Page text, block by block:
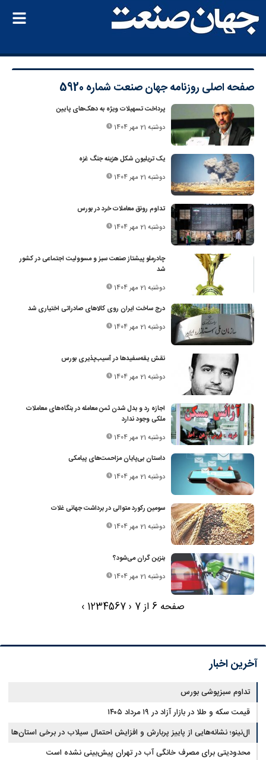
صفحه اصلی روزنامه جهان صنعت شماره 5920
پرداخت تسهیلات ویژه به دهک‌های پایین
دوشنبه 21 مهر 1404
یک تریلیون شکل هزینه جنگ غزه
دوشنبه 21 مهر 1404
تداوم رونق معاملات خرد در بورس
دوشنبه 21 مهر 1404
چادرملو پیشتاز صنعت سبز و مسوولیت اجتماعی در کشور
شد
دوشنبه 21 مهر 1404
درج ساخت ایران روی کالاهای صادراتی اختیاری شد
دوشنبه 21 مهر 1404
نقش یقه‌سفیدها در آسیب‌پذیری بورس
دوشنبه 21 مهر 1404
اجازه رد و بدل شدن ثمن معامله در بنگاه‌های معاملات
ملکی وجود ندارد
دوشنبه 21 مهر 1404
داستان بی‌پایان مزاحمت‌های پیامکی
دوشنبه 21 مهر 1404
سومین رکورد متوالی در برداشت جهانی غلات
دوشنبه 21 مهر 1404
بنزین گران می‌شود؟
دوشنبه 21 مهر 1404
صفحه 6 از 7 ‹
1234567
›
آخرین اخبار
تداوم سبزپوشی بورس
قیمت سکه و طلا در بازار آزاد در ۱۹ مرداد ۱۴۰۵
ال‌نینو؛ نشانه‌هایی از پاییز پربارش و افزایش احتمال سیلاب در برخی استان‌ها
محدودیتی برای مصرف خانگی آب در تهران پیش‌بینی نشده است